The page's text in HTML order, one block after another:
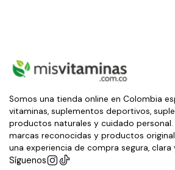
Somos una tienda online en Colombia
vitaminas, suplementos deportivos,
productos naturales y cuidado personal.
marcas reconocidas y productos
una experiencia de compra segura, clara
Síguenos